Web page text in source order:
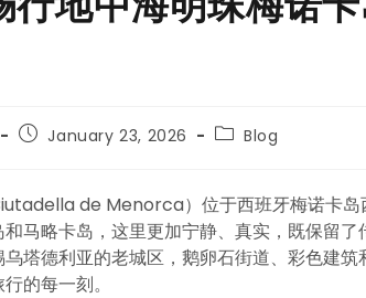
January 23, 2026 Blog
de Menorca）位于西班牙梅诺卡岛
马略卡岛，这里更加宁静、真实，既保留
塔德利亚的老城区，鹅卵石街道、彩色建
的每一刻。